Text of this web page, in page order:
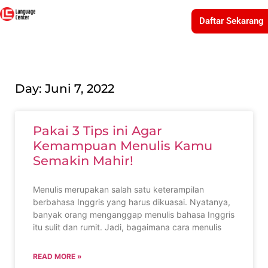
Daftar Sekarang
Day: Juni 7, 2022
Pakai 3 Tips ini Agar
Kemampuan Menulis Kamu
Semakin Mahir!
Menulis merupakan salah satu keterampilan
berbahasa Inggris yang harus dikuasai. Nyatanya,
banyak orang menganggap menulis bahasa Inggris
itu sulit dan rumit. Jadi, bagaimana cara menulis
READ MORE »